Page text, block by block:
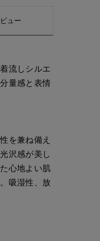
ュー
流しシルエ
量感と表情
を兼ね備え
沢感が美し
心地よい肌
吸湿性、放